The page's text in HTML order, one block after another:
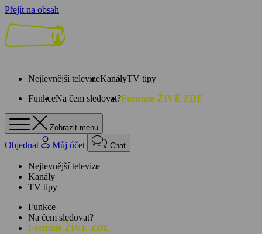
Přejít na obsah
Nejlevnější televizeKanályTV tipy
FunkceNa čem sledovat?Formule ŽIVĚ ZDE
Zobrazit menu
Objednat Můj účet Chat
Nejlevnější televize
Kanály
TV tipy
Funkce
Na čem sledovat?
Formule ŽIVĚ ZDE